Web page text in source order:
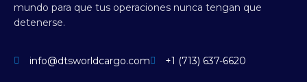
mundo para que tus operaciones nunca tengan que
detenerse.
info@dtsworldcargo.com +1 (713) 637-6620